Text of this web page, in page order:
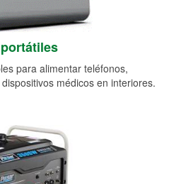
para alimentar teléfonos,
médicos en interiores.